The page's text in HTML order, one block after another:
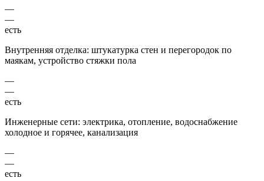
—
—
есть
Внутренняя отделка: штукатурка стен и перегородок по
маякам, устройство стяжки пола
—
—
есть
Инженерные сети: электрика, отопление, водоснабжение
холодное и горячее, канализация
—
—
есть